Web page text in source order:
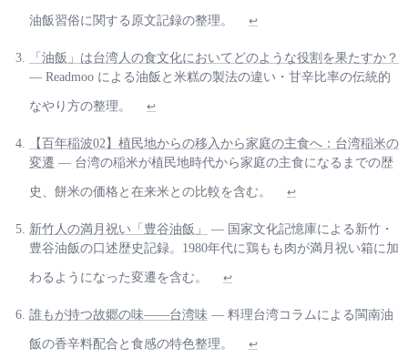
油飯習俗に関する原文記録の整理。 ↩
「油飯」は台湾人の食文化においてどのような役割を果たすか？
— Readmoo による油飯と米糕の製法の違い・甘辛比率の伝統的
なやり方の整理。 ↩
【百年稲波02】植民地からの移入から家庭の主食へ：台湾稲米の
変遷 — 台湾の稲米が植民地時代から家庭の主食になるまでの歴
史、餅米の価格と在来米との比較を含む。 ↩
新竹人の満月祝い「豊谷油飯」
— 国家文化記憶庫による新竹・
豊谷油飯の口述歴史記録。1980年代に鶏もも肉が満月祝い箱に加
わるようになった変遷を含む。 ↩
誰もが持つ故郷の味——台湾味 — 料理台湾コラムによる閩南油
飯の香辛料配合と食感の特色整理。 ↩